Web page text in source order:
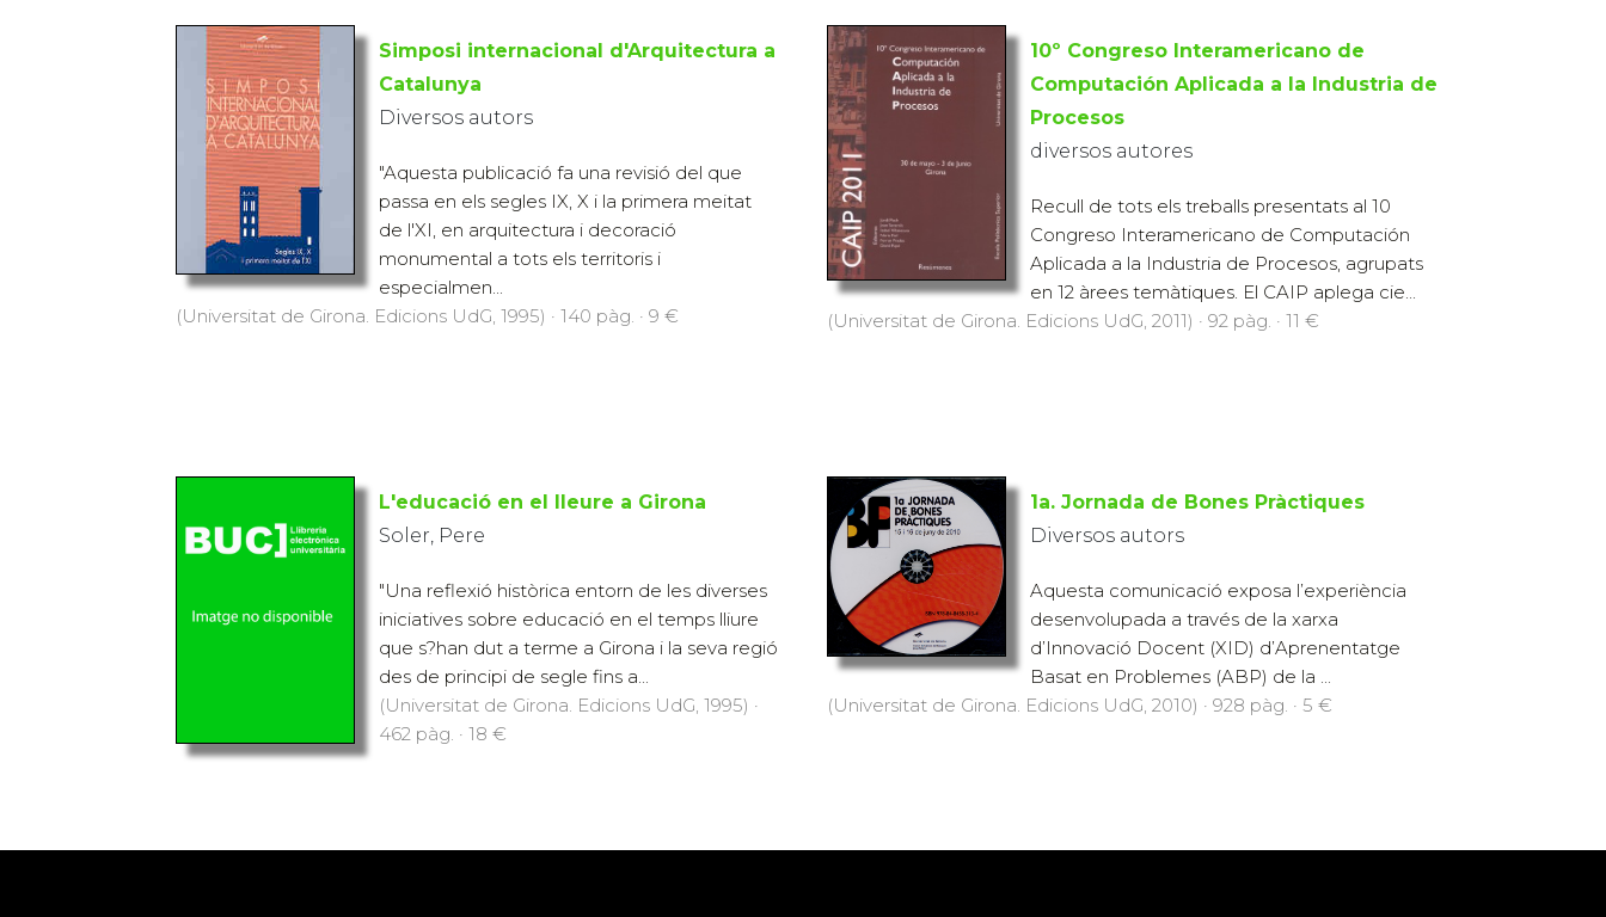
Simposi internacional d'Arquitectura a
Catalunya
Diversos autors
"Aquesta publicació fa una revisió del que
passa en els segles IX, X i la primera meitat
de l'XI, en arquitectura i decoració
monumental a tots els territoris i
especialmen...
(Universitat de Girona. Edicions UdG, 1995) · 140 pàg. · 9 €
10º Congreso Interamericano de
Computación Aplicada a la Industria de
Procesos
diversos autores
Recull de tots els treballs presentats al 10
Congreso Interamericano de Computación
Aplicada a la Industria de Procesos, agrupats
en 12 àrees temàtiques. El CAIP aplega cie...
(Universitat de Girona. Edicions UdG, 2011) · 92 pàg. · 11 €
L'educació en el lleure a Girona
Soler, Pere
"Una reflexió històrica entorn de les diverses
iniciatives sobre educació en el temps lliure
que s?han dut a terme a Girona i la seva regió
des de principi de segle fins a...
(Universitat de Girona. Edicions UdG, 1995) ·
462 pàg. · 18 €
1a. Jornada de Bones Pràctiques
Diversos autors
Aquesta comunicació exposa l’experiència
desenvolupada a través de la xarxa
d’Innovació Docent (XID) d’Aprenentatge
Basat en Problemes (ABP) de la ...
(Universitat de Girona. Edicions UdG, 2010) · 928 pàg. · 5 €